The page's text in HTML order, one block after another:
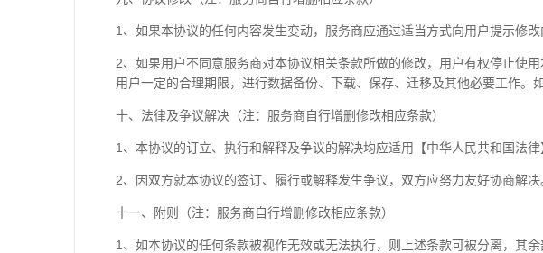
1、如果本协议的任何内容发生变动，服务商应通过适当方式向用户提示修改
2、如果用户不同意服务商对本协议相关条款所做的修改，用户有权停止使
用户一定的合理期限，进行数据备份、下载、保存、迁移及其他必要工作。
十、法律及争议解决（注：服务商自行增删修改相应条款）
1、本协议的订立、执行和解释及争议的解决均应适用【中华人民共和国法律
2、因双方就本协议的签订、履行或解释发生争议，双方应努力友好协商解
十一、附则（注：服务商自行增删修改相应条款）
1、如本协议的任何条款被视作无效或无法执行，则上述条款可被分离，其余